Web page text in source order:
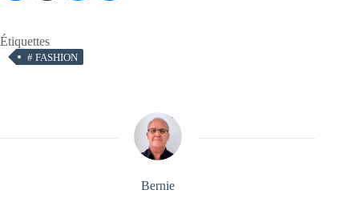
Étiquettes
# FASHION
Bernie